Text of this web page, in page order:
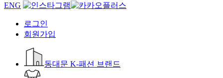
ENG
로그인
회원가입
동대문 K-패션 브랜드